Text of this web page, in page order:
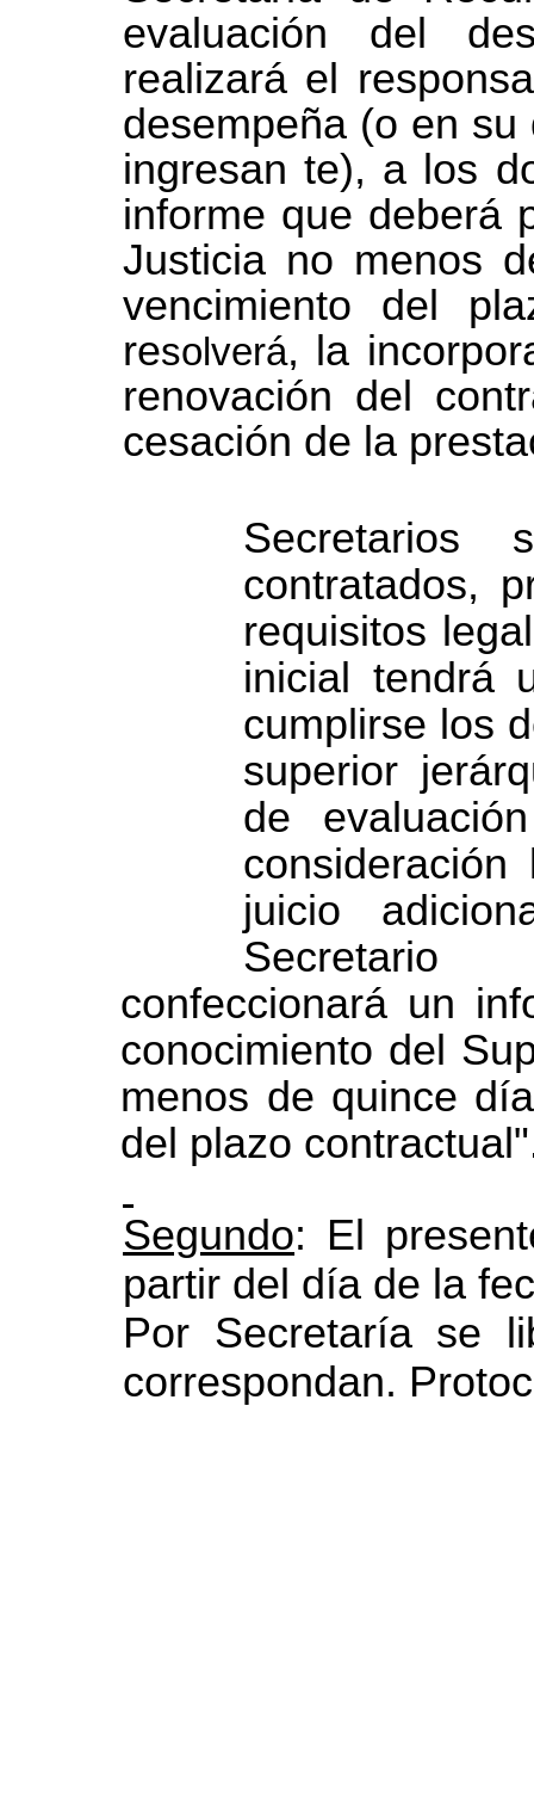
evaluación del
realizará el
desempeña (o en
ingresan te), a los
informe que deberá
Justicia no menos
vencimiento del
resolverá, la
renovación del
cesación de la
contratados,
requisitos
inicial tendrá
cumplirse los
superior
de
juicio
confeccionará un
conocimiento del
menos de quince
del plazo contractual"
Segundo: El
partir del día de la
Por Secretaría se
correspondan.